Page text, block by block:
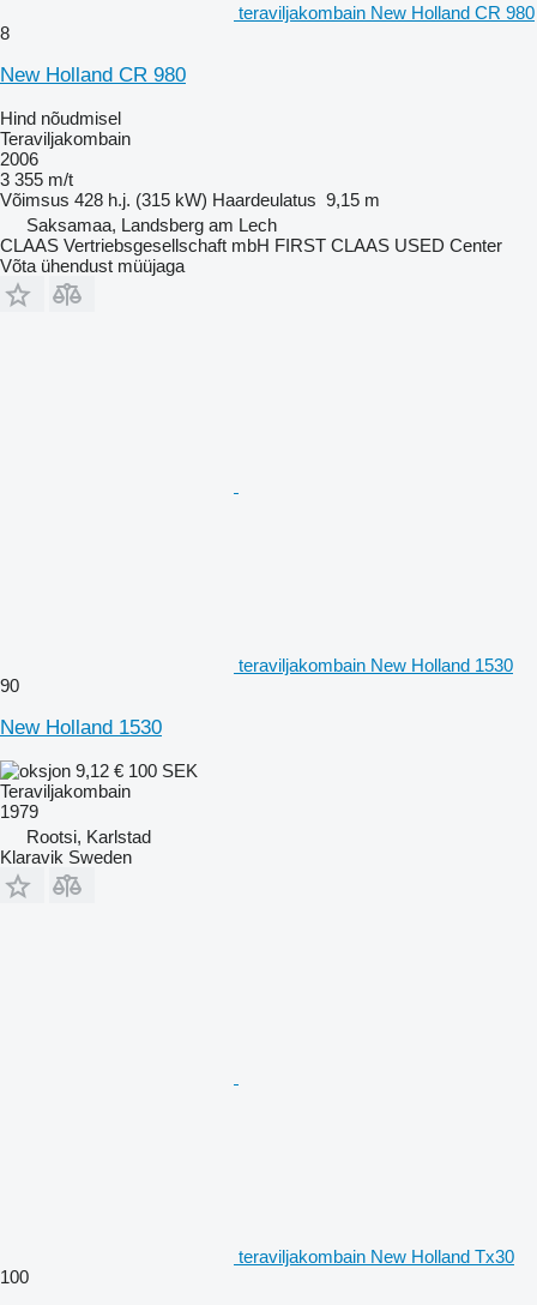
teraviljakombain New Holland CR 980
8
New Holland CR 980
Hind nõudmisel
Teraviljakombain
2006
3 355 m/t
Võimsus 428 h.j. (315 kW) Haardeulatus 9,15 m
Saksamaa, Landsberg am Lech
CLAAS Vertriebsgesellschaft mbH FIRST CLAAS USED Center
Võta ühendust müüjaga
teraviljakombain New Holland 1530
90
New Holland 1530
9,12 € 100 SEK
Teraviljakombain
1979
Rootsi, Karlstad
Klaravik Sweden
teraviljakombain New Holland Tx30
100